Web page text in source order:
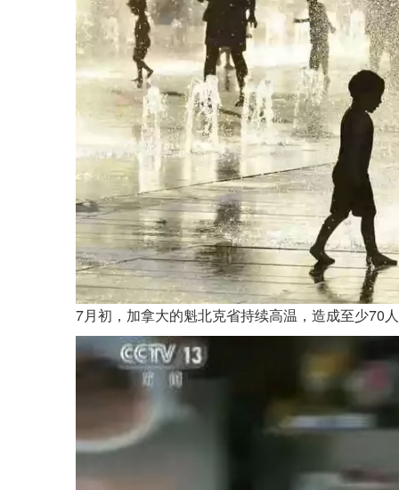
7月初，加拿大的魁北克省持续高温，造成至少70